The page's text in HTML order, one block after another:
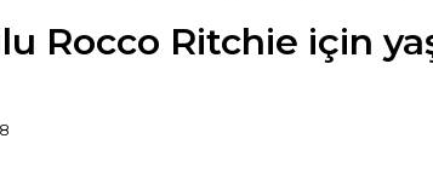
Rocco Ritchie için